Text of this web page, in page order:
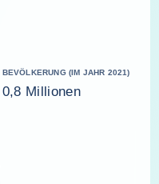
BEVÖLKERUNG (IM JAHR 2021)
0,8 Millionen